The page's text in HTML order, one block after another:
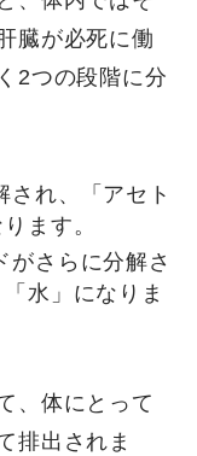
臓が必死に働
2つの段階に分
され、「アセト
ます。
がさらに分解さ
水」になりま
、体にとって
排出されま